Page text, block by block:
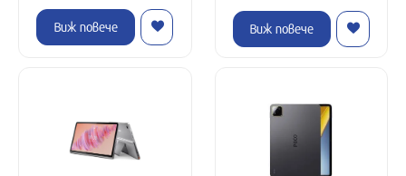
Виж повече Виж повече